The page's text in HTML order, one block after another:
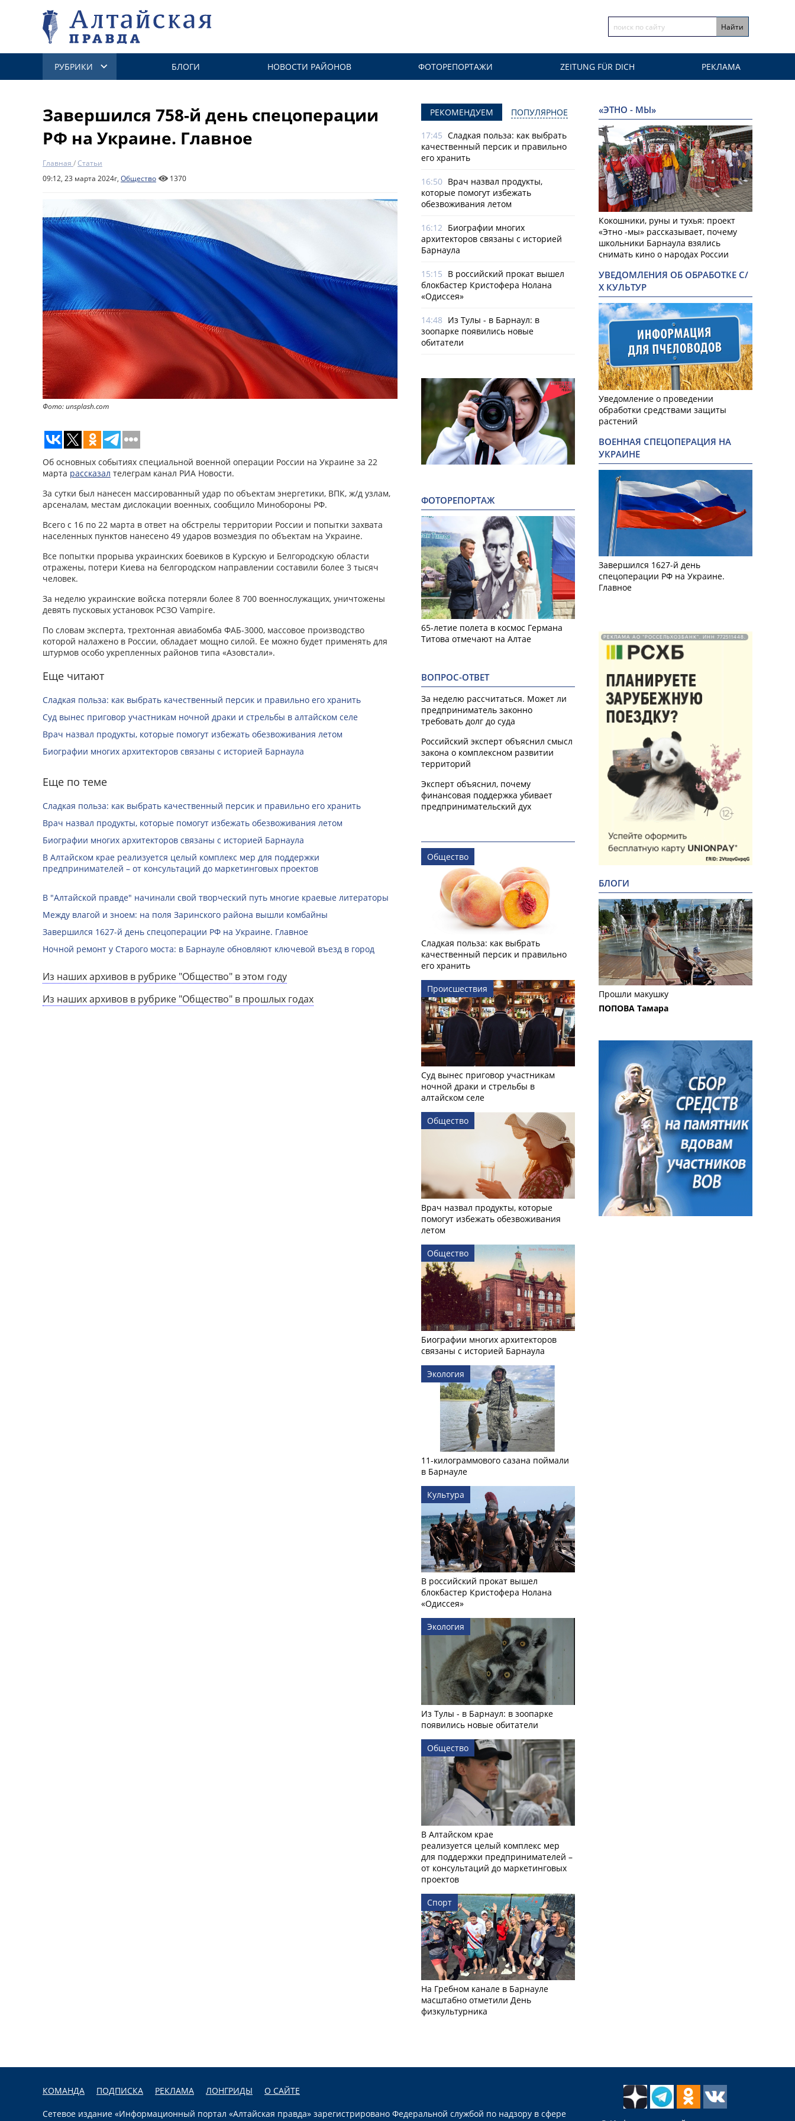
РУБРИКИ БЛОГИ НОВОСТИ РАЙОНОВ ФОТОРЕПОРТАЖИ ZEITUNG FÜR DICH РЕКЛАМА
Завершился 758-й день спецоперации
РФ на Украине. Главное
Главная /Статьи
09:12, 23 марта 2024г, Общество 1370
Фото: unsplash.com
Об основных событиях специальной военной операции России на Украине за 22
марта рассказал телеграм канал РИА Новости.
За сутки был нанесен массированный удар по объектам энергетики, ВПК, ж/д узлам,
арсеналам, местам дислокации военных, сообщило Минобороны РФ.
Всего с 16 по 22 марта в ответ на обстрелы территории России и попытки захвата
населенных пунктов нанесено 49 ударов возмездия по объектам на Украине.
Все попытки прорыва украинских боевиков в Курскую и Белгородскую области
отражены, потери Киева на белгородском направлении составили более 3 тысяч
человек.
За неделю украинские войска потеряли более 8 700 военнослужащих, уничтожены
девять пусковых установок РСЗО Vampire.
По словам эксперта, трехтонная авиабомба ФАБ-3000, массовое производство
которой налажено в России, обладает мощно силой. Ее можно будет применять для
штурмов особо укрепленных районов типа «Азовстали».
Еще читают
Сладкая польза: как выбрать качественный персик и правильно его хранить
Суд вынес приговор участникам ночной драки и стрельбы в алтайском селе
Врач назвал продукты, которые помогут избежать обезвоживания летом
Биографии многих архитекторов связаны с историей Барнаула
Еще по теме
Сладкая польза: как выбрать качественный персик и правильно его хранить
Врач назвал продукты, которые помогут избежать обезвоживания летом
Биографии многих архитекторов связаны с историей Барнаула
В Алтайском крае реализуется целый комплекс мер для поддержки
предпринимателей – от консультаций до маркетинговых проектов
В "Алтайской правде" начинали свой творческий путь многие краевые литераторы
Между влагой и зноем: на поля Заринского района вышли комбайны
Завершился 1627-й день спецоперации РФ на Украине. Главное
Ночной ремонт у Старого моста: в Барнауле обновляют ключевой въезд в город
Из наших архивов в рубрике "Общество" в этом году
Из наших архивов в рубрике "Общество" в прошлых годах
РЕКОМЕНДУЕМ ПОПУЛЯРНОЕ
17:45 Сладкая польза: как выбрать
качественный персик и правильно
его хранить
16:50 Врач назвал продукты,
которые помогут избежать
обезвоживания летом
16:12 Биографии многих
архитекторов связаны с историей
Барнаула
15:15 В российский прокат вышел
блокбастер Кристофера Нолана
«Одиссея»
14:48 Из Тулы - в Барнаул: в
зоопарке появились новые
обитатели
ФОТОРЕПОРТАЖ
65-летие полета в космос Германа
Титова отмечают на Алтае
ВОПРОС-ОТВЕТ
За неделю рассчитаться. Может ли
предприниматель законно
требовать долг до суда
Российский эксперт объяснил смысл
закона о комплексном развитии
территорий
Эксперт объяснил, почему
финансовая поддержка убивает
предпринимательский дух
Общество
Сладкая польза: как выбрать
качественный персик и правильно
его хранить
Происшествия
Суд вынес приговор участникам
ночной драки и стрельбы в
алтайском селе
Общество
Врач назвал продукты, которые
помогут избежать обезвоживания
летом
Общество
Биографии многих архитекторов
связаны с историей Барнаула
Экология
11-килограммового сазана поймали
в Барнауле
Культура
В российский прокат вышел
блокбастер Кристофера Нолана
«Одиссея»
Экология
Из Тулы - в Барнаул: в зоопарке
появились новые обитатели
Общество
В Алтайском крае
реализуется целый комплекс мер
для поддержки предпринимателей –
от консультаций до маркетинговых
проектов
Спорт
На Гребном канале в Барнауле
масштабно отметили День
физкультурника
«ЭТНО - МЫ»
Кокошники, руны и тухья: проект
«Этно -мы» рассказывает, почему
школьники Барнаула взялись
снимать кино о народах России
УВЕДОМЛЕНИЯ ОБ ОБРАБОТКЕ С/
Х КУЛЬТУР
Уведомление о проведении
обработки средствами защиты
растений
ВОЕННАЯ СПЕЦОПЕРАЦИЯ НА
УКРАИНЕ
Завершился 1627-й день
спецоперации РФ на Украине.
Главное
РЕКЛАМА АО "РОССЕЛЬХОЗБАНК". ИНН 772511448.
БЛОГИ
Прошли макушку
ПОПОВА Тамара
КОМАНДА ПОДПИСКА РЕКЛАМА ЛОНГРИДЫ О САЙТЕ
Сетевое издание «Информационный портал «Алтайская правда» зарегистрировано Федеральной службой по надзору в сфере